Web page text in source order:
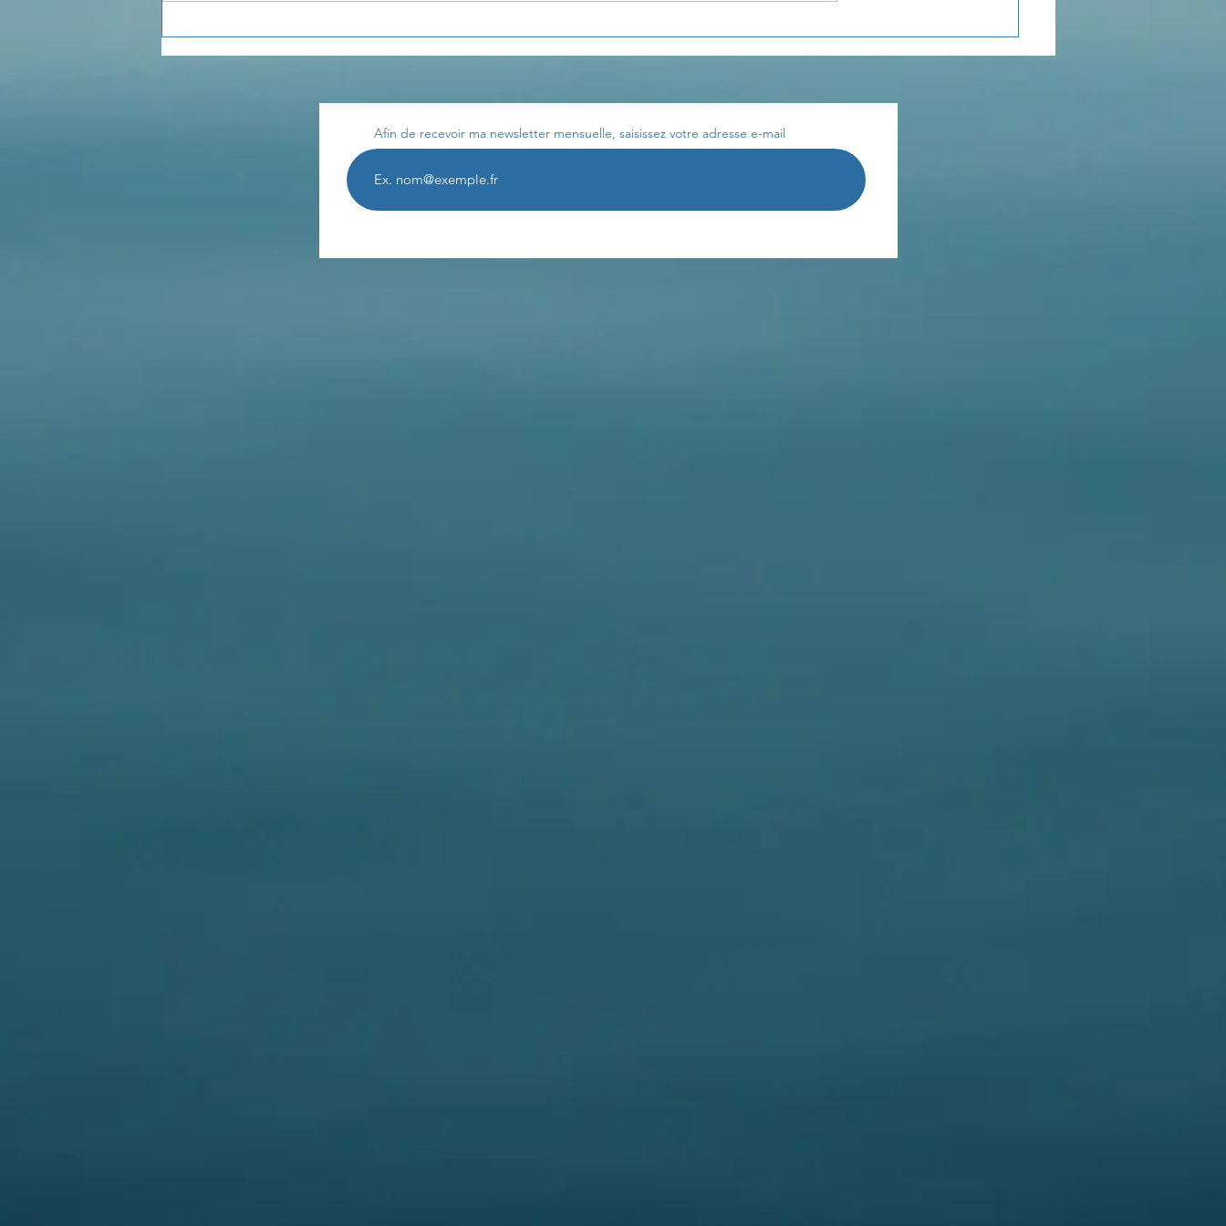
Afin de recevoir ma newsletter mensuelle, saisissez votre adresse e-mail